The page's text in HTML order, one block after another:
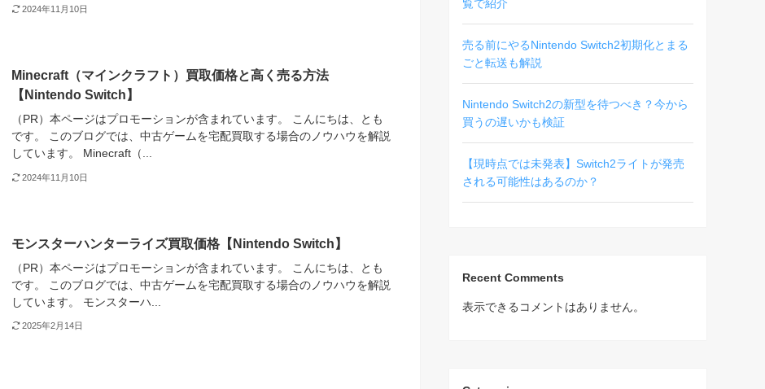
2024年11月10日
Minecraft（マインクラフト）買取価格と高く売る方法
【Nintendo Switch】
（PR）本ページはプロモーションが含まれています。 こんにちは、とも
です。 このブログでは、中古ゲームを宅配買取する場合のノウハウを解説
しています。 Minecraft（...
2024年11月10日
モンスターハンターライズ買取価格【Nintendo Switch】
（PR）本ページはプロモーションが含まれています。 こんにちは、とも
です。 このブログでは、中古ゲームを宅配買取する場合のノウハウを解説
しています。 モンスターハ...
2025年2月14日
覧で紹介
売る前にやるNintendo Switch2初期化とまる
ごと転送も解説
Nintendo Switch2の新型を待つべき？今から
買うの遅いかも検証
【現時点では未発表】Switch2ライトが発売
される可能性はあるのか？
Recent Comments
表示できるコメントはありません。